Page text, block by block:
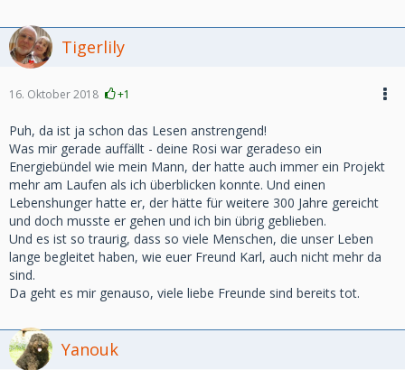
Tigerlily
16. Oktober 2018 +1
Puh, da ist ja schon das Lesen anstrengend!
Was mir gerade auffällt - deine Rosi war geradeso ein
Energiebündel wie mein Mann, der hatte auch immer ein Projekt
mehr am Laufen als ich überblicken konnte. Und einen
Lebenshunger hatte er, der hätte für weitere 300 Jahre gereicht
und doch musste er gehen und ich bin übrig geblieben.
Und es ist so traurig, dass so viele Menschen, die unser Leben
lange begleitet haben, wie euer Freund Karl, auch nicht mehr da
sind.
Da geht es mir genauso, viele liebe Freunde sind bereits tot.
Yanouk